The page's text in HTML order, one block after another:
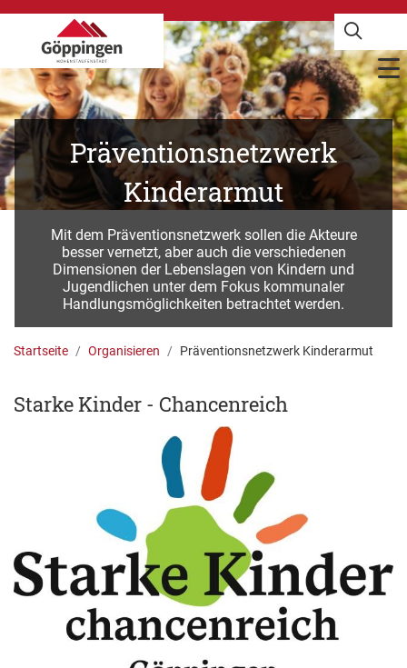
Präventionsnetzwerk
Kinderarmut
Mit dem Präventionsnetzwerk sollen die Akteure
besser vernetzt, aber auch die verschiedenen
Dimensionen der Lebenslagen von Kindern und
Jugendlichen unter dem Fokus kommunaler
Handlungsmöglichkeiten betrachtet werden.
Startseite Organisieren Präventionsnetzwerk Kinderarmut
Starke Kinder - Chancenreich